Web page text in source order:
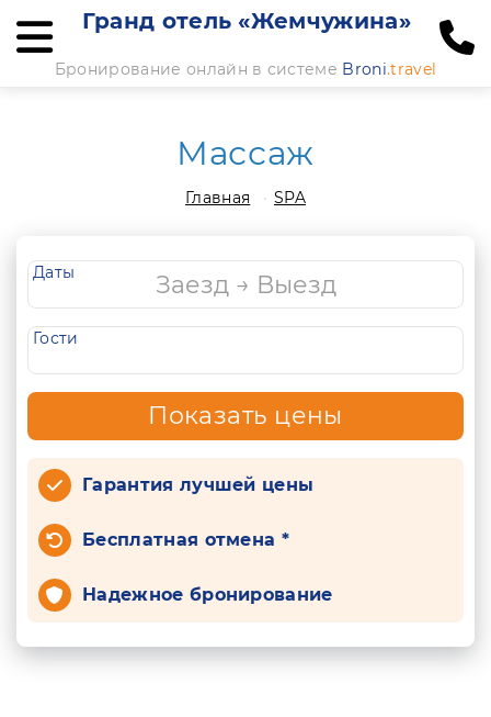
Гранд отель «Жемчужина»
Бронирование онлайн в системе Broni.travel
Массаж
Главная SPA
Даты
Гости
Показать цены
Гарантия лучшей цены
Бесплатная отмена *
Надежное бронирование